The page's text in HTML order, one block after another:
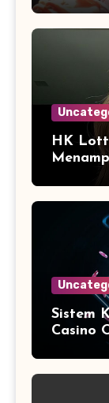
HK
Lebih
Sistem
Casino